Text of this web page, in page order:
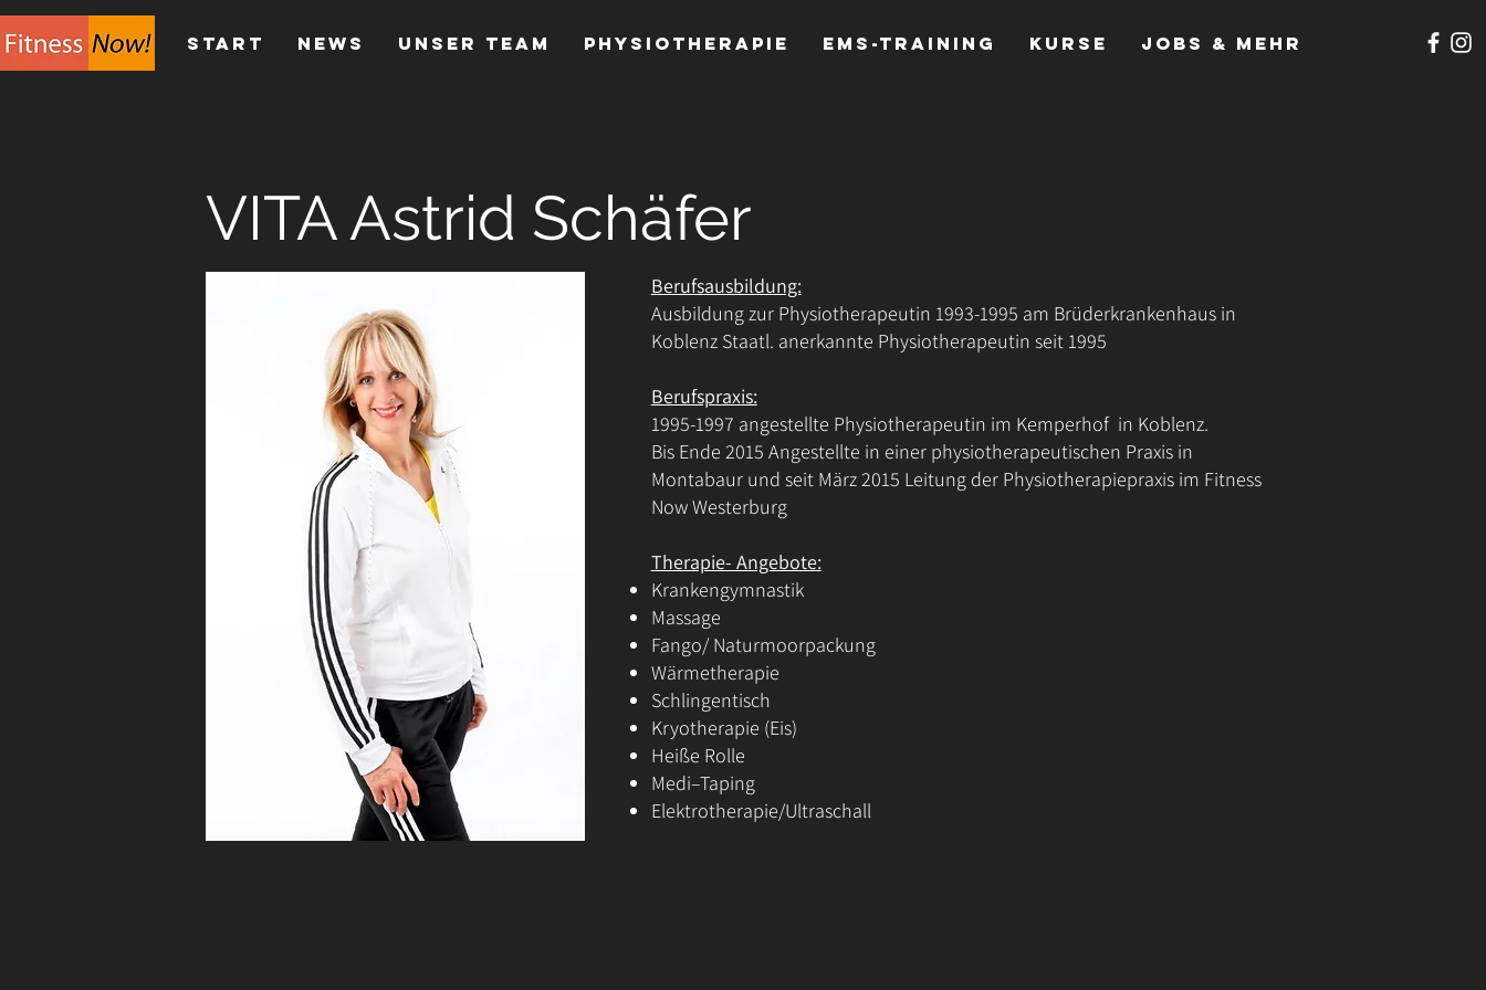
Start News Unser Team Physiotherapie EMS-Training Kurse Jobs & mehr
VITA Astrid Schäfer
Berufsausbildung:
Ausbildung zur Physiotherapeutin 1993-1995 am Brüderkrankenhaus in
Koblenz Staatl. anerkannte Physiotherapeutin seit 1995
Berufspraxis:
1995-1997 angestellte Physiotherapeutin im Kemperhof in Koblenz.
Bis Ende 2015 Angestellte in einer physiotherapeutischen Praxis in
Montabaur und seit März 2015 Leitung der Physiotherapiepraxis im Fitness
Now Westerburg
Therapie- Angebote:
Krankengymnastik
Massage
Fango/ Naturmoorpackung
Wärmetherapie
Schlingentisch
Kryotherapie (Eis)
Heiße Rolle
Medi–Taping
Elektrotherapie/Ultraschall